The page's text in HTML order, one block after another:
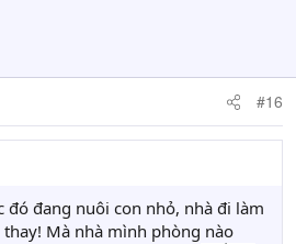
#16
đó đang nuôi con nhỏ, nhà đi làm
Mà nhà mình phòng nào